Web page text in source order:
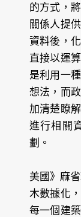
的方式，
關係人提
資料後，
直接以運
是利用一
想法，而
加清楚瞭
進行相關
劃。
美國》麻
木數據化
每一個建